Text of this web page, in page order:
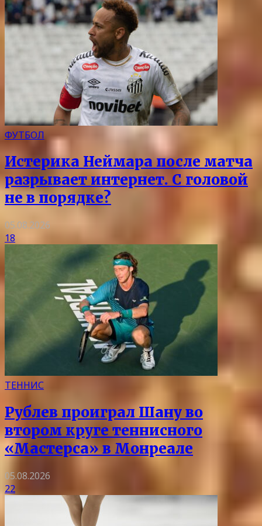
ФУТБОЛ
Истерика Неймара после матча
разрывает интернет. С головой
не в порядке?
05.08.2026
18
ТЕННИС
Рублев проиграл Шану во
втором круге теннисного
«Мастерса» в Монреале
05.08.2026
22